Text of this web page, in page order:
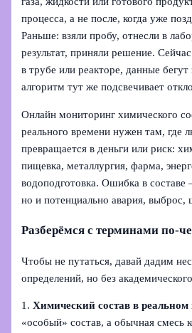
процесса, а не после, когда уже
Раньше: взяли пробу, отнесли в
результат, приняли решение.
в трубе или реакторе, данные
алгоритм тут же подсвечивает
Онлайн мониторинг химического
реального времени нужен там, где
превращается в деньги или риск:
пищевка, металлургия, фарма,
водоподготовка. Ошибка в составе
но и потенциально авария, выброс,
Разберёмся с терминами по-
Чтобы не путаться, давай дадим
определений, но без
1.Химический состав в реальном
«особый» состав, а обычная смесь